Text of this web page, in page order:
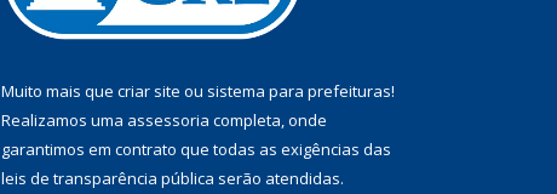
Muito mais que criar site ou sistema para prefeituras!
Realizamos uma assessoria completa, onde
garantimos em contrato que todas as exigências das
leis de transparência pública serão atendidas.